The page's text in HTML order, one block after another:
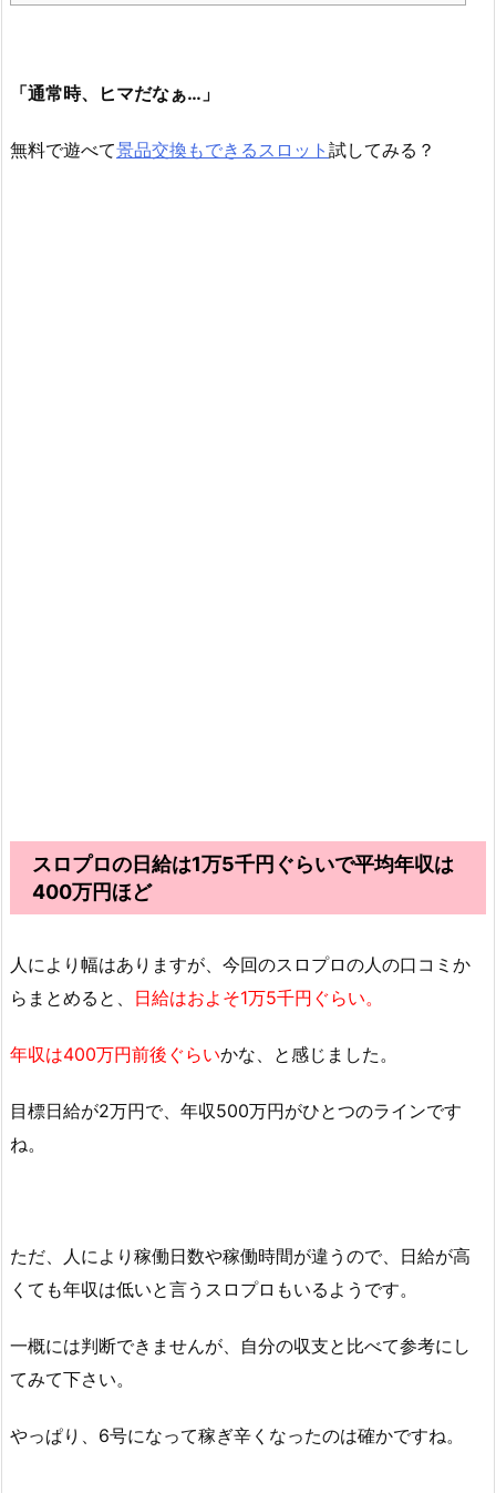
「通常時、ヒマだなぁ…」
無料で遊べて景品交換もできるスロット 試してみる？
スロプロの日給は1万5千円ぐらいで平均年収は
400万円ほど
人により幅はありますが、今回のスロプロの人の口コミか
らまとめると、 日給はおよそ1万5千円ぐらい。
年収は400万円前後ぐらいかな、と感じました。
目標日給が2万円で、年収500万円がひとつのラインです
ね。
ただ、人により稼働日数や稼働時間が違うので、日給が高
くても年収は低いと言うスロプロもいるようです。
一概には判断できませんが、自分の収支と比べて参考にし
てみて下さい。
やっぱり、6号になって稼ぎ辛くなったのは確かですね。